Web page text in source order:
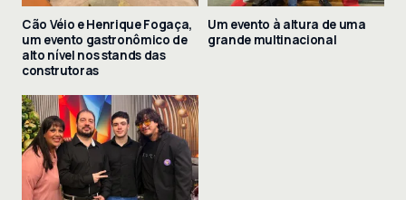
Cão Véio e Henrique Fogaça,
um evento gastronômico de
alto nível nos stands das
construtoras
Um evento à altura de uma
grande multinacional